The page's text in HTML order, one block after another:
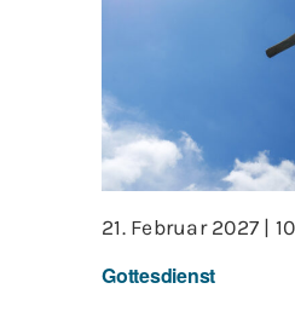
Gottesdienst
21. Februar 2027 |